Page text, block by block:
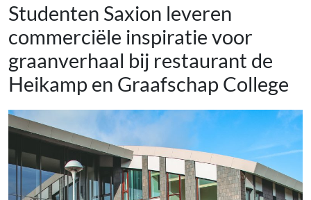
Studenten Saxion leveren
commerciële inspiratie voor
graanverhaal bij restaurant de
Heikamp en Graafschap College